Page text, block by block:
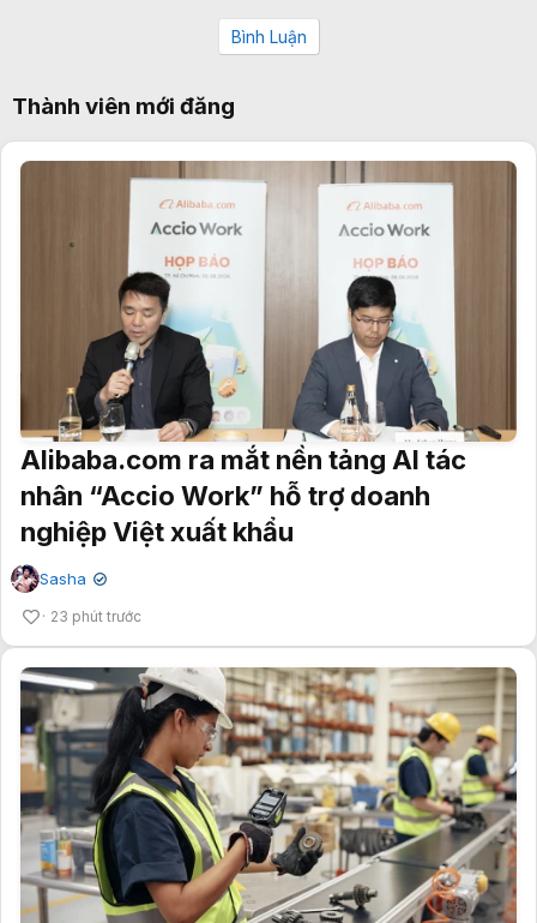
Bình Luận
Thành viên mới đăng
Alibaba.com ra mắt nền tảng AI tác
nhân “Accio Work” hỗ trợ doanh
nghiệp Việt xuất khẩu
Sasha ✔
23 phút trước